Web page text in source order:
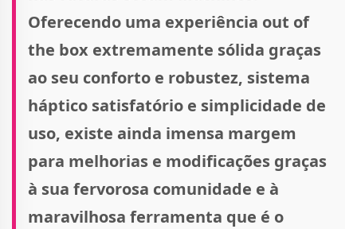
Oferecendo uma experiência out of
the box extremamente sólida graças
ao seu conforto e robustez, sistema
háptico satisfatório e simplicidade de
uso, existe ainda imensa margem
para melhorias e modificações graças
à sua fervorosa comunidade e à
maravilhosa ferramenta que é o